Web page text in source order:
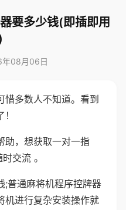
要多少钱(即插即用
年08月06日
惜多数人不知道。看到
助，想获取一对一指
交流 。
;普通麻将机程序控牌器
机进行复杂安装操作就